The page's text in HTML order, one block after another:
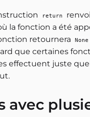
return
la fonction a été
retournera
None
que certaines
effectuent juste
avec